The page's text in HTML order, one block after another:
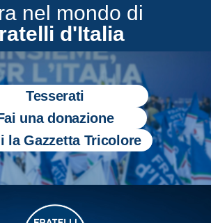
nel mondo di
d'Italia
Tesserati
una donazione
la Gazzetta Tricolore